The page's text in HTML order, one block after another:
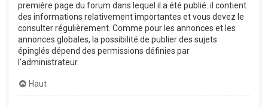
première page du forum dans lequel il a été publié. il contient
des informations relativement importantes et vous devez le
consulter régulièrement. Comme pour les annonces et les
annonces globales, la possibilité de publier des sujets
épinglés dépend des permissions définies par
l’administrateur.
Haut